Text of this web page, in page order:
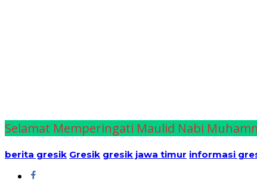
Selamat Memperingati Maulid Nabi
berita gresik Gresik gresik jawa timur informasi